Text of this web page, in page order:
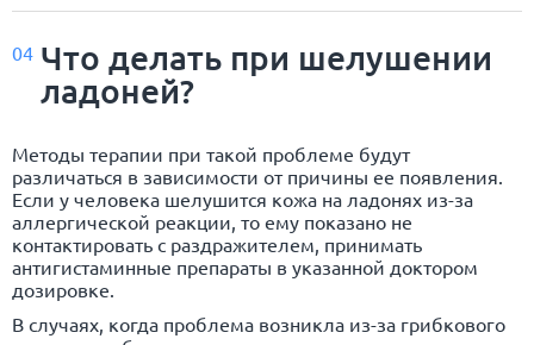
04 Что делать при шелушении
ладоней?
Методы терапии при такой проблеме будут
различаться в зависимости от причины ее появления.
Если у человека шелушится кожа на ладонях из-за
аллергической реакции, то ему показано не
контактировать с раздражителем, принимать
антигистаминные препараты в указанной доктором
дозировке.
В случаях, когда проблема возникла из-за грибкового